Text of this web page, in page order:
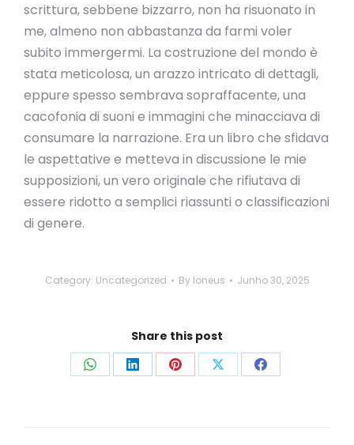
scrittura, sebbene bizzarro, non ha risuonato in
me, almeno non abbastanza da farmi voler
subito immergermi. La costruzione del mondo è
stata meticolosa, un arazzo intricato di dettagli,
eppure spesso sembrava sopraffacente, una
cacofonia di suoni e immagini che minacciava di
consumare la narrazione. Era un libro che sfidava
le aspettative e metteva in discussione le mie
supposizioni, un vero originale che rifiutava di
essere ridotto a semplici riassunti o classificazioni
di genere.
Category: Uncategorized By loneus Junho 30, 2025
Share this post
Share Share Share Share Share